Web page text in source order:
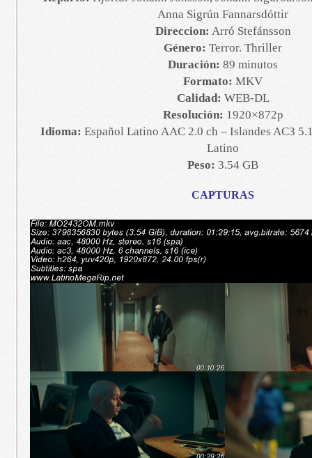
Anna Sigrún Fannarsdóttir
Direccion: Arró Stefánsson
Género: Terror. Thriller
Duración: 89 minutos
Formato: MKV
Calidad: WEB-DL
Resolución: 1920×872p
Idioma: Español Latino AAC 2.0 ch – Islandes AC3
Latino
Peso: 3.54 GB
CAPTURAS